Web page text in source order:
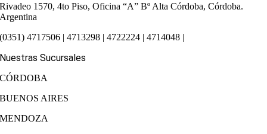
Rivadeo 1570, 4to Piso, Oficina “A”Bº Alta Córdoba, Córdoba.
Argentina
(0351) 4717506 | 4713298 | 4722224 | 4714048 |
Nuestras Sucursales
CÓRDOBA
BUENOS AIRES
MENDOZA